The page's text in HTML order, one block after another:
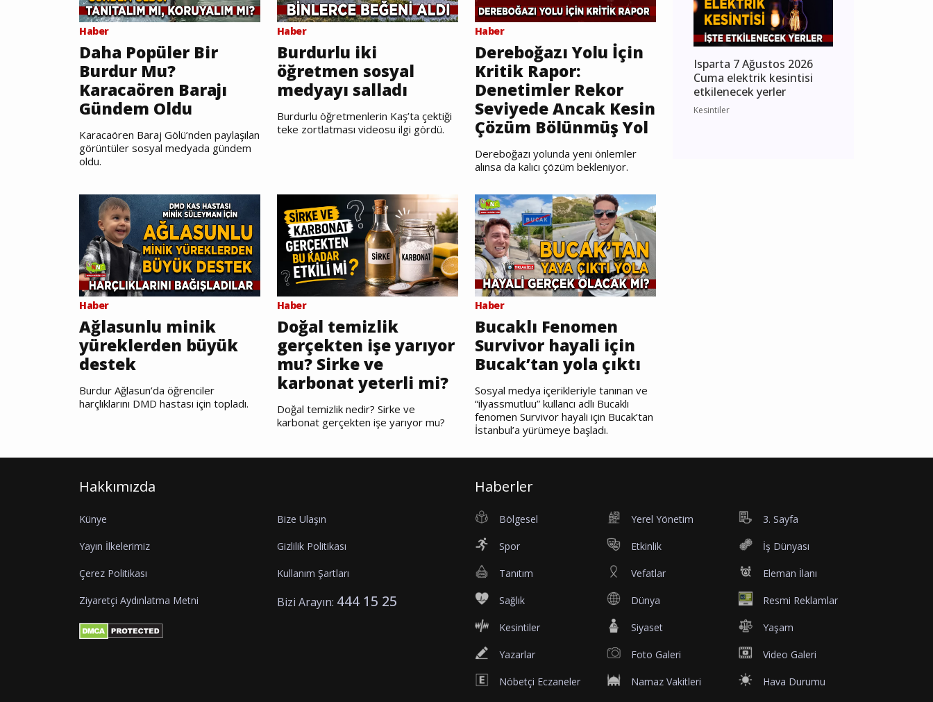
Haber
Daha Popüler Bir
Burdur Mu?
Karacaören Barajı
Gündem Oldu
Karacaören Baraj Gölü’nden paylaşılan
görüntüler sosyal medyada gündem
oldu.
Haber
Burdurlu iki
öğretmen sosyal
medyayı salladı
Burdurlu öğretmenlerin Kaş’ta çektiği
teke zortlatması videosu ilgi gördü.
Haber
Dereboğazı Yolu İçin
Kritik Rapor:
Denetimler Rekor
Seviyede Ancak Kesin
Çözüm Bölünmüş Yol
Dereboğazı yolunda yeni önlemler
alınsa da kalıcı çözüm bekleniyor.
Haber
Ağlasunlu minik
yüreklerden büyük
destek
Burdur Ağlasun’da öğrenciler
harçlıklarını DMD hastası için topladı.
Haber
Doğal temizlik
gerçekten işe yarıyor
mu? Sirke ve
karbonat yeterli mi?
Doğal temizlik nedir? Sirke ve
karbonat gerçekten işe yarıyor mu?
Haber
Bucaklı Fenomen
Survivor hayali için
Bucak’tan yola çıktı
Sosyal medya içerikleriyle tanınan ve
“ilyassmutluu” kullancı adlı Bucaklı
fenomen Survivor hayali için Bucak’tan
İstanbul’a yürümeye başladı.
Isparta 7 Ağustos 2026
Cuma elektrik kesintisi
etkilenecek yerler
Kesintiler
Hakkımızda
Künye Bize Ulaşın
Yayın İlkelerimiz Gizlilik Politikası
Çerez Politikası Kullanım Şartları
Ziyaretçi Aydınlatma Metni Bizi Arayın: 444 15 25
Haberler
Bölgesel Yerel Yönetim 3. Sayfa
Spor Etkinlik İş Dünyası
Tanıtım Vefatlar Eleman İlanı
Sağlık Dünya Resmi Reklamlar
Kesintiler Siyaset Yaşam
Yazarlar Foto Galeri Video Galeri
Nöbetçi Eczaneler Namaz Vakitleri Hava Durumu